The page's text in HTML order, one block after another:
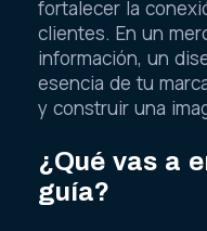
fortalecer la
clientes. En un
información, un
esencia de tu
y construir una
¿Qué vas a
guía?